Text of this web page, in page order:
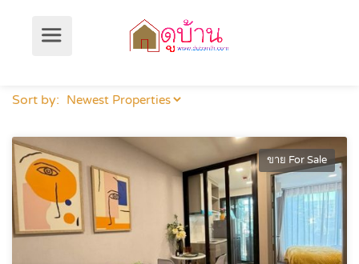
Sort by:
ขาย For Sale